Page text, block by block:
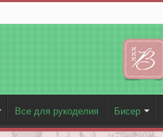
Все для рукоделия Бисер